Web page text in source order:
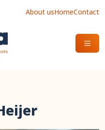
About usHomeContact
OPEN